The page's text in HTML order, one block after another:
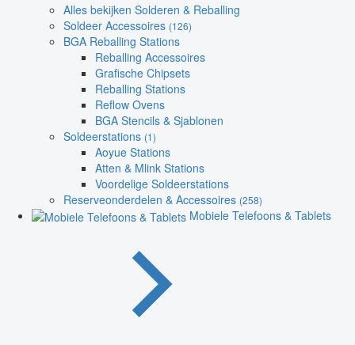
Alles bekijken Solderen & Reballing
Soldeer Accessoires (126)
BGA Reballing Stations
Reballing Accessoires
Grafische Chipsets
Reballing Stations
Reflow Ovens
BGA Stencils & Sjablonen
Soldeerstations (1)
Aoyue Stations
Atten & Mlink Stations
Voordelige Soldeerstations
Reserveonderdelen & Accessoires (258)
Mobiele Telefoons & Tablets